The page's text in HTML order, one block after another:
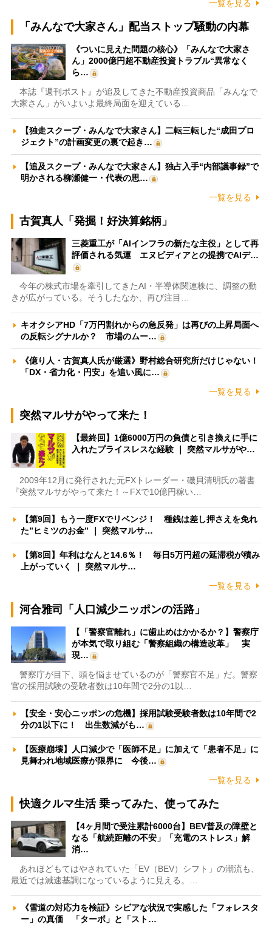
一覧を見る
「みんなで大家さん」配当ストップ騒動の内幕
《ついに見えた問題の核心》「みんなで大家さ
ん」2000億円超不動産投資トラブル“異常なく
ら…
本誌『週刊ポスト』が追及してきた不動産投資商品「みんなで
大家さん」がいよいよ最終局面を迎えている…
【独走スクープ・みんなで大家さん】二転三転した“成田プロ
ジェクト”の計画変更の裏で起き…
【追及スクープ・みんなで大家さん】独占入手“内部議事録”で
明かされる柳瀬健一・代表の思…
一覧を見る
古賀真人「発掘！好決算銘柄」
三菱重工が「AIインフラの新たな主役」として再
評価される気運 エヌビディアとの提携でAIデ…
今年の株式市場を牽引してきたAI・半導体関連株に、調整の動
きが広がっている。そうしたなか、再び注目…
キオクシアHD「7万円割れからの急反発」は再びの上昇局面へ
の反転シグナルか？ 市場のムー…
《億り人・古賀真人氏が厳選》野村総合研究所だけじゃない！
「DX・省力化・円安」を追い風に…
一覧を見る
突然マルサがやって来た！
【最終回】1億6000万円の負債と引き換えに手に
入れたプライスレスな経験 ｜ 突然マルサがや…
2009年12月に発行された元FXトレーダー・磯貝清明氏の著書
『突然マルサがやって来た！～FXで10億円稼い…
【第9回】もう一度FXでリベンジ！ 種銭は差し押さえを免れ
た”ヒミツのお金” ｜ 突然マルサ…
【第8回】年利はなんと14.6％！ 毎日5万円超の延滞税が積み
上がっていく ｜ 突然マルサ…
一覧を見る
河合雅司「人口減少ニッポンの活路」
【「警察官離れ」に歯止めはかかるか？】警察庁
が本気で取り組む「警察組織の構造改革」 実
現…
警察庁が目下、頭を悩ませているのが「警察官不足」だ。警察
官の採用試験の受験者数は10年間で2分の1以…
【安全・安心ニッポンの危機】採用試験受験者数は10年間で2
分の1以下に！ 出生数減がも…
【医療崩壊】人口減少で「医師不足」に加えて「患者不足」に
見舞われ地域医療が限界に 今後…
一覧を見る
快適クルマ生活 乗ってみた、使ってみた
【4ヶ月間で受注累計6000台】BEV普及の障壁と
なる「航続距離の不安」「充電のストレス」解
消…
あれほどもてはやされていた「EV（BEV）シフト」の潮流も、
最近では減速基調になっているように見える。…
《雪道の対応力を検証》シビアな状況で実感した「フォレスタ
ー」の真価 「ターボ」と「スト…